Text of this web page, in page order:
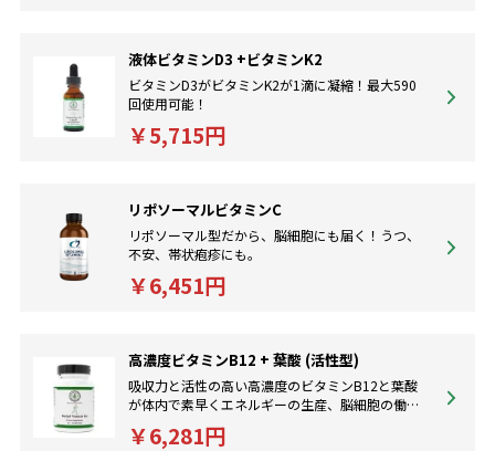
液体ビタミンD3 +ビタミンK2
ビタミンD3がビタミンK2が1滴に凝縮！最大590
回使用可能！
￥5,715円
リポソーマルビタミンC
リポソーマル型だから、脳細胞にも届く！うつ、
不安、帯状疱疹にも。
￥6,451円
高濃度ビタミンB12 + 葉酸 (活性型)
吸収力と活性の高い高濃度のビタミンB12と葉酸
が体内で素早くエネルギーの生産、脳細胞の働き
￥6,281円